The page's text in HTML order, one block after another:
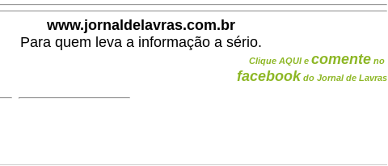
www.jornaldelavras.com.br
Para quem leva a informação a sério.
Clique AQUI e comente no
facebook do Jornal de Lavras